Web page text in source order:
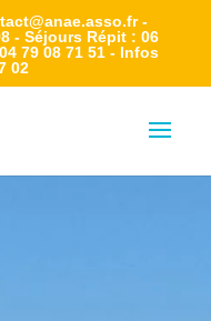
-
- Séjours Répit : 06
79 08 71 51 - Infos
02